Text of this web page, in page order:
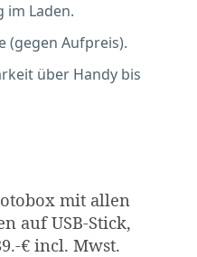
im Laden.
(gegen Aufpreis).
über Handy bis
mit allen
auf USB-Stick,
€ incl. Mwst.